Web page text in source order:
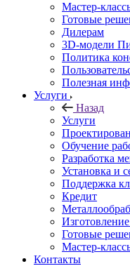
Мастер-
Готовые
Дилерам
3D-модели
Политика
Полезная
Услуги
Назад
Услуги
Обучение
Разработка
Установка и
Поддержка
Кредит
Готовые
Мастер-
Контакты